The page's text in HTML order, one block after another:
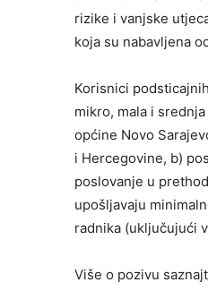
rizike i vanjske
koja su nabavljena
Korisnici
mikro, mala i
općine Novo
i Hercegovine, b)
poslovanje u
upošljavaju
radnika (uključujući
Više o pozivu